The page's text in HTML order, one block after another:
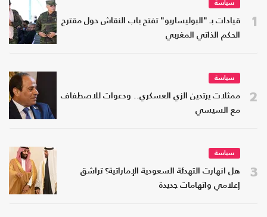
1
سياسة
قيادات بـ "البوليساريو" تفتح باب النقاش حول مقترح
الحكم الذاتي المغربي
2
سياسة
ممثلات يرتدين الزي العسكري.. ودعوات للاصطفاف
مع السيسي
3
سياسة
هل انهارت التهدئة السعودية الإماراتية؟ تراشق
إعلامي واتهامات جديدة